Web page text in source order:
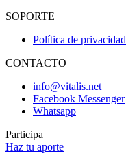
SOPORTE
Política de privacidad
CONTACTO
info@vitalis.net
Facebook Messenger
Whatsapp
Participa
Haz tu aporte